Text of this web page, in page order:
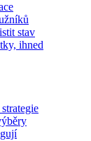
stav
ihned